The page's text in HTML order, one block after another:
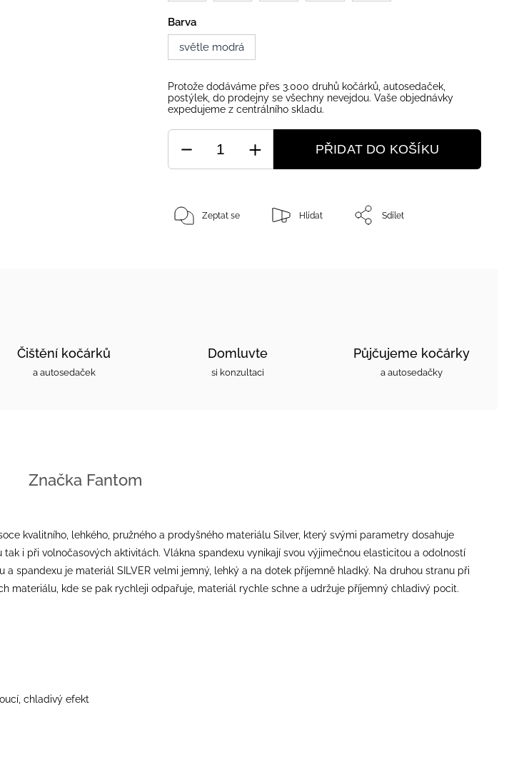
Barva
světle modrá
Protože dodáváme přes 3.000 druhů kočárků, autosedaček,
postýlek, do prodejny se všechny nevejdou. Vaše objednávky
expedujeme z centrálního skladu.
PŘIDAT DO KOŠÍKU
Zeptat se Hlídat Sdílet
Čištění kočárků
a autosedaček
Domluvte
si konzultaci
Půjčujeme kočárky
a autosedačky
Značka Fantom
kvalitního, lehkého, pružného a prodyšného materiálu Silver, který svými parametry dosahuje
i při volnočasových aktivitách. Vlákna spandexu vynikají svou výjimečnou elasticitou a odolností
spandexu je materiál SILVER velmi jemný, lehký a na dotek příjemně hladký. Na druhou stranu při
materiálu, kde se pak rychleji odpařuje, materiál rychle schne a udržuje příjemný chladivý pocit.
chladivý efekt